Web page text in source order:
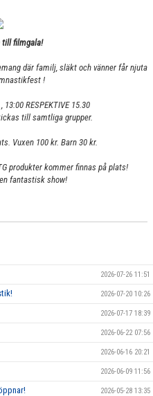
till filmgala!
där familj, släkt och vänner får njuta
!
13:00 RESPEKTIVE 15.30
till samtliga grupper.
Vuxen 100 kr. Barn 30 kr.
produkter kommer finnas på plats!
fantastisk show!
2026-07-26 11:51
2026-07-20 10:26
2026-07-17 18:39
2026-06-22 07:56
2026-06-16 20:21
2026-06-09 11:56
2026-05-28 13:35